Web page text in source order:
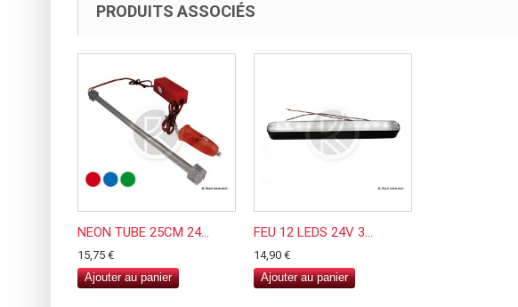
PRODUITS ASSOCIÉS
NEON TUBE 25CM 24...
15,75 €
Ajouter au panier
FEU 12 LEDS 24V 3...
14,90 €
Ajouter au panier